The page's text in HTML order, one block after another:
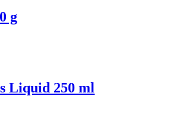
g
Liquid 250 ml